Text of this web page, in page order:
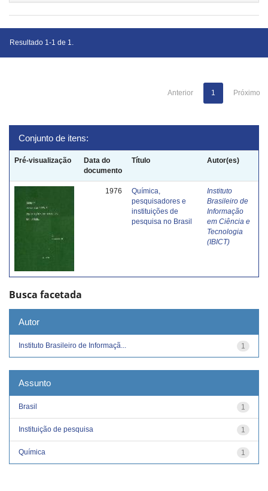
Resultado 1-1 de 1.
Anterior 1 Próximo
Conjunto de itens:
Pré-visualização
Data do
documento
Título Autor(es)
1976
Química,
pesquisadores e
instituições de
pesquisa no Brasil
Instituto
Brasileiro de
Informação
em Ciência e
Tecnologia
(IBICT)
Busca facetada
Autor
1
Instituto Brasileiro de Informaçã...
Assunto
1
Brasil
1
Instituição de pesquisa
1
Química